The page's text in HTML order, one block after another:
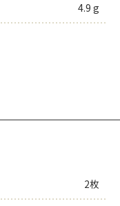
4.9 g
2枚